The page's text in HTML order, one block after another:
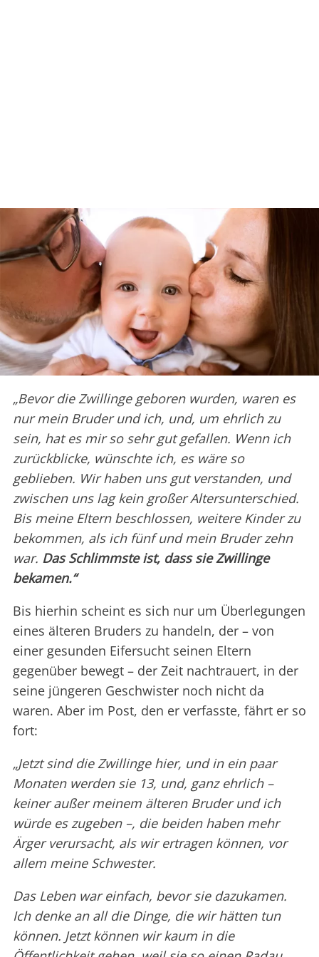
„Bevor die Zwillinge geboren wurden, waren es
nur mein Bruder und ich, und, um ehrlich zu
sein, hat es mir so sehr gut gefallen. Wenn ich
zurückblicke, wünschte ich, es wäre so
geblieben. Wir haben uns gut verstanden, und
zwischen uns lag kein großer Altersunterschied.
Bis meine Eltern beschlossen, weitere Kinder zu
bekommen, als ich fünf und mein Bruder zehn
war. Das Schlimmste ist, dass sie Zwillinge
bekamen.“
Bis hierhin scheint es sich nur um Überlegungen
eines älteren Bruders zu handeln, der – von
einer gesunden Eifersucht seinen Eltern
gegenüber bewegt – der Zeit nachtrauert, in der
seine jüngeren Geschwister noch nicht da
waren. Aber im Post, den er verfasste, fährt er so
fort:
„Jetzt sind die Zwillinge hier, und in ein paar
Monaten werden sie 13, und, ganz ehrlich –
keiner außer meinem älteren Bruder und ich
würde es zugeben –, die beiden haben mehr
Ärger verursacht, als wir ertragen können, vor
allem meine Schwester.
Das Leben war einfach, bevor sie dazukamen.
Ich denke an all die Dinge, die wir hätten tun
können. Jetzt können wir kaum in die